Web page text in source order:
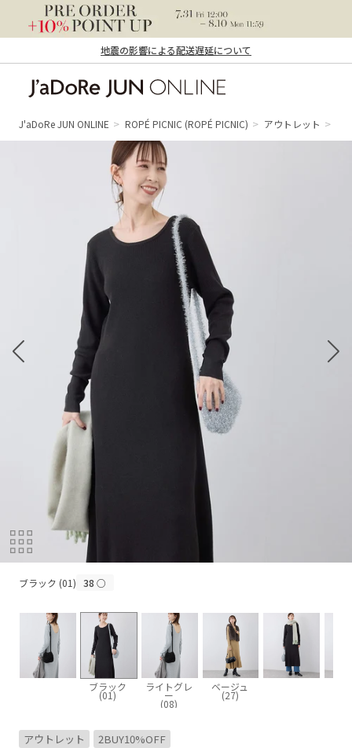
地震の影響による配送遅延について
ン オンライン）
J'aDoRe JUN ONLINE ROPÉ PICNIC (ROPÉ PICNIC) アウトレット
ブラック (01) 38○
ブラック
(01)
ライトグレ
ー
(08)
ベージュ
(27)
アウトレット 2BUY10%OFF